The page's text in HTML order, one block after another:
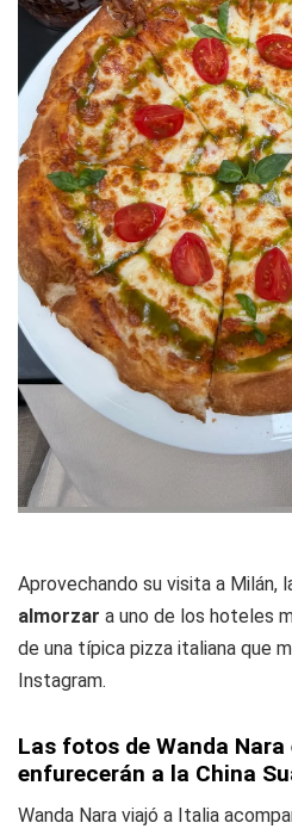
Aprovechando su visita a Milán,
almorzar a uno de los hoteles
de una típica pizza italiana que
Instagram.
Las fotos de Wanda Nara
enfurecerán a la China
Wanda Nara viajó a Italia